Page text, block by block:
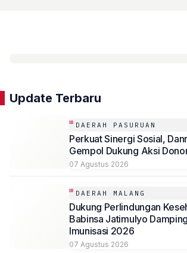
Update Terbaru
DAERAH PASURUAN
Perkuat Sinergi Sosial,
Gempol Dukung Aksi
07 Agustus 2026
DAERAH MALANG
Dukung Perlindungan
Babinsa Jatimulyo
Imunisasi 2026
07 Agustus 2026